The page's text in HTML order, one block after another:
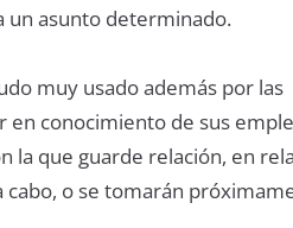
un asunto determinado.
muy usado además por las
conocimiento de sus
la que guarde relación, en
cabo, o se tomarán